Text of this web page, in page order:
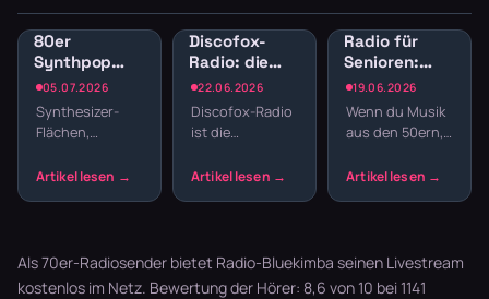
05.07.2026
80er
Synthpop
Radio: New
Wave und
elektronische
Synthesizer-
Flächen,
Melodien und
Synthpop war
der Sound…
22.06.2026
Discofox-
Radio: die
besten
Sender zum
Tanzen
Discofox-Radio
ist die
daheim —
Pop. Hier die
19.06.2026
Radio für
Senioren:
Musik der
50er, 60er
und 70er
Wenn du Musik
aus den 50ern,
70ern hören
zappen, bis…
Als 70er-Radiosender bietet Radio-Bluekimba seinen Livestream
kostenlos im Netz. Bewertung der Hörer: 8,6 von 10 bei 1141